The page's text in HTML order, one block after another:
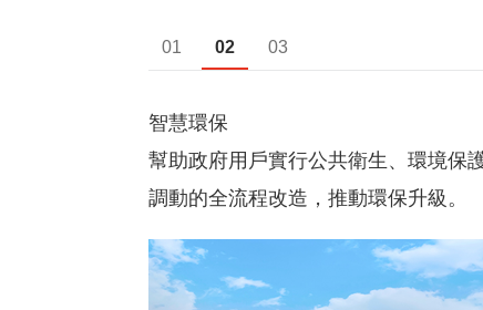
01 02 03
預警、分析和資源
智慧應急
幫助政府用戶建設應急智能感知
和判斷，更精準的救援決策以及